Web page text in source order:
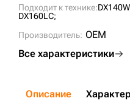
Подходит к технике:
DX160LC;
Производитель: OEM
Все характеристики
Описание